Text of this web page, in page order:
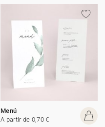
Menú
A partir de 0,70 €